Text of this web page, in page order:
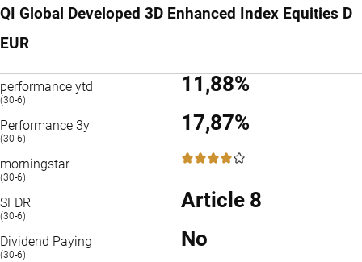
QI Global Developed 3D Enhanced Index Equities D
EUR
performance ytd
(30-6)
11,88%
Performance 3y
(30-6)
17,87%
morningstar
(30-6)
4 / 5
SFDR
(30-6)
Article 8
Dividend Paying
(30-6)
No